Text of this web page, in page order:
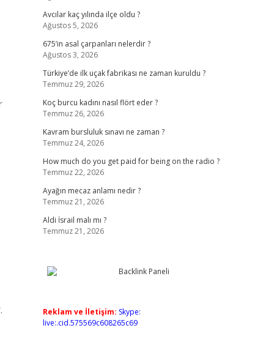
Avcılar kaç yılında ilçe oldu ?
Ağustos 5, 2026
675’in asal çarpanları nelerdir ?
Ağustos 3, 2026
Türkiye’de ilk uçak fabrikası ne zaman kuruldu ?
Temmuz 29, 2026
Koç burcu kadını nasıl flört eder ?
Temmuz 26, 2026
Kavram bursluluk sınavı ne zaman ?
Temmuz 24, 2026
How much do you get paid for being on the radio ?
Temmuz 22, 2026
Ayağın mecaz anlamı nedir ?
Temmuz 21, 2026
Aldi İsrail malı mı ?
Temmuz 21, 2026
Reklam ve İletişim: Skype:
live:.cid.575569c608265c69